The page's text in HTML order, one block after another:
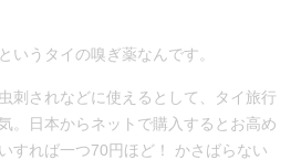
いうタイの嗅ぎ薬なんです。
刺されなどに使えるとして、タイ旅行
。日本からネットで購入するとお高め
すれば一つ70円ほど！ かさばらない